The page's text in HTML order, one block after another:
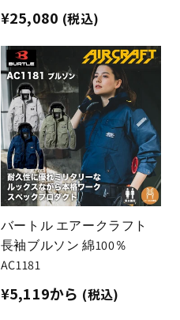
RD9390PJ RD9320PH フラッ
トファン 綿100％ 24V 日本
製
通
価
格
¥25,080 (税込)
バートル エアークラフト
長袖ブルソン 綿100％
AC1181
通
¥5,119から (税込)